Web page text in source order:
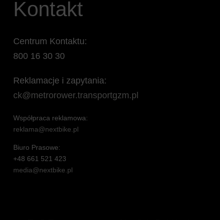
Kontakt
Centrum Kontaktu:
800 16 30 30
Reklamacje i zapytania:
ck@metrorower.transportgzm.pl
Współpraca reklamowa:
reklama@nextbike.pl
Biuro Prasowe:
+48 661 521 423
media@nextbike.pl